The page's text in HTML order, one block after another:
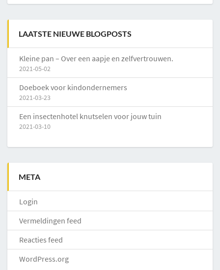
LAATSTE NIEUWE BLOGPOSTS
Kleine pan – Over een aapje en zelfvertrouwen.
2021-05-02
Doeboek voor kindondernemers
2021-03-23
Een insectenhotel knutselen voor jouw tuin
2021-03-10
META
Login
Vermeldingen feed
Reacties feed
WordPress.org